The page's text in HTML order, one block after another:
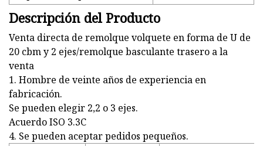
Descripción del Producto
Venta directa de remolque volquete en forma de U de
20 cbm y 2 ejes/remolque basculante trasero a la
venta
1. Hombre de veinte años de experiencia en
fabricación.
Se pueden elegir 2,2 o 3 ejes.
Acuerdo ISO 3.3C
4. Se pueden aceptar pedidos pequeños.